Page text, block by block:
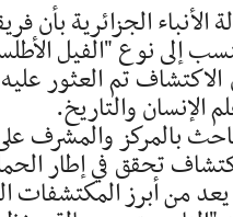
الأنباء الجزائرية بأن
إلى نوع "الفيل
تم العثور
الإنسان والتاريخ.
بالمركز والمشرف
تحقق في إطار
من أبرز المكتشفات